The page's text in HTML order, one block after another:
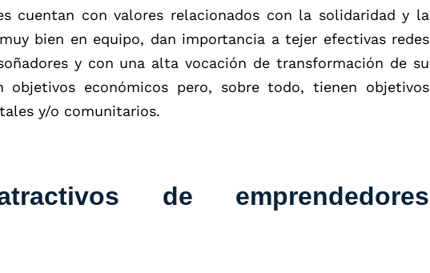
cuentan con valores relacionados con la solidaridad y la
bien en equipo, dan importancia a tejer efectivas redes
y con una alta vocación de transformación de su
objetivos económicos pero, sobre todo, tienen objetivos
y/o comunitarios.
de emprendedores